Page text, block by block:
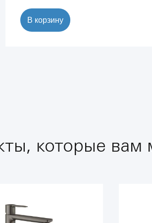
В корзину
которые вам